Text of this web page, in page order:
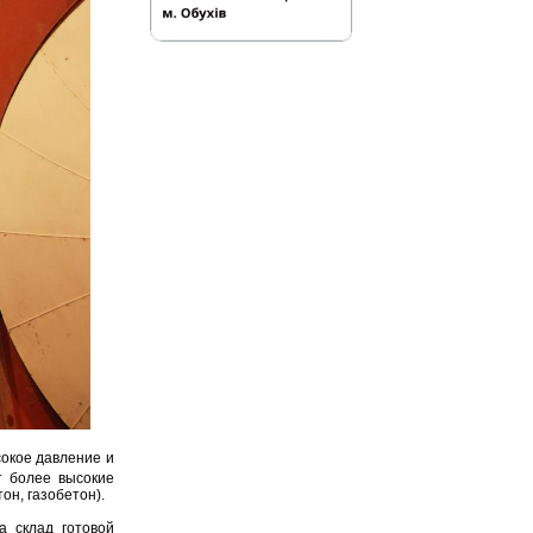
давление и
более высокие
газобетон).
склад готовой